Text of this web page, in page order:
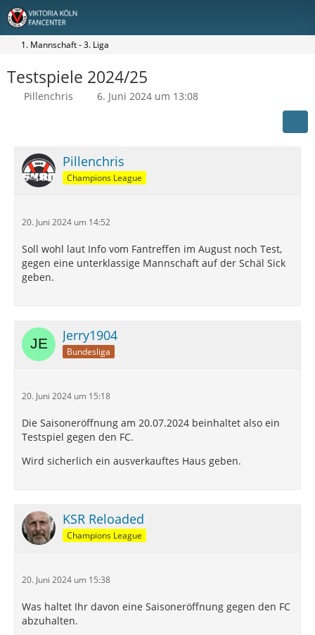
1. Mannschaft - 3. Liga
Testspiele 2024/25
Pillenchris 6. Juni 2024 um 13:08
Pillenchris
Champions League
20. Juni 2024 um 14:52
Soll wohl laut Info vom Fantreffen im August noch Test,
gegen eine unterklassige Mannschaft auf der Schäl Sick
geben.
Jerry1904
Bundesliga
20. Juni 2024 um 15:18
Die Saisoneröffnung am 20.07.2024 beinhaltet also ein
Testspiel gegen den FC.
Wird sicherlich ein ausverkauftes Haus geben.
KSR Reloaded
Champions League
20. Juni 2024 um 15:38
Was haltet Ihr davon eine Saisoneröffnung gegen den FC
abzuhalten.